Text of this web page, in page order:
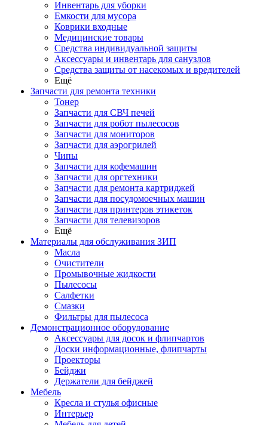
Инвентарь для уборки
Емкости для мусора
Коврики входные
Медицинские товары
Средства индивидуальной защиты
Аксессуары и инвентарь для санузлов
Средства защиты от насекомых и вредителей
Ещё
Запчасти для ремонта техники
Тонер
Запчасти для СВЧ печей
Запчасти для робот пылесосов
Запчасти для мониторов
Запчасти для аэрогрилей
Чипы
Запчасти для кофемашин
Запчасти для оргтехники
Запчасти для ремонта картриджей
Запчасти для посудомоечных машин
Запчасти для принтеров этикеток
Запчасти для телевизоров
Ещё
Материалы для обслуживания ЗИП
Масла
Очистители
Промывочные жидкости
Пылесосы
Салфетки
Смазки
Фильтры для пылесоса
Демонстрационное оборудование
Аксессуары для досок и флипчартов
Доски информационные, флипчарты
Проекторы
Бейджи
Держатели для бейджей
Мебель
Кресла и стулья офисные
Интерьер